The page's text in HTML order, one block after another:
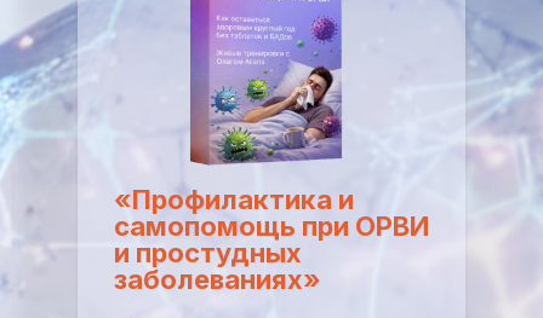
«Профилактика и
самопомощь при ОРВИ
и простудных
заболеваниях»